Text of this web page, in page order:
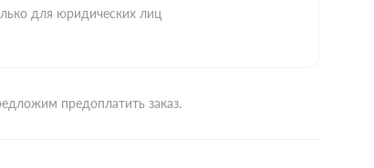
для юридических лиц
предоплатить заказ.